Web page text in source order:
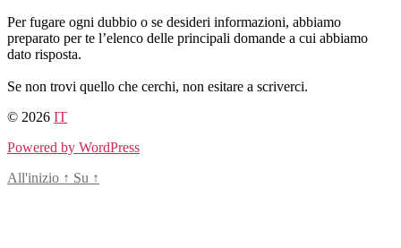
Salta
al
contenuto
Per fugare ogni dubbio o se desideri informazioni, abbiamo
preparato per te l’elenco delle principali domande a cui abbiamo
dato risposta.
Se non trovi quello che cerchi, non esitare a scriverci.
© 2026 IT
Powered by WordPress
All'inizio ↑ Su ↑